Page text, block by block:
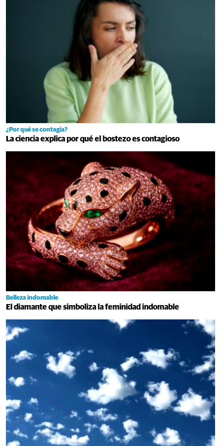
¿Por qué se contagia?
La ciencia explica por qué el bostezo es contagioso
Belleza indomable
El diamante que simboliza la feminidad indomable